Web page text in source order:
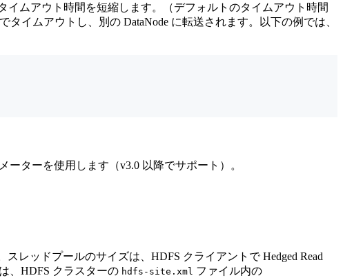
イムアウト時間を短縮します。（デフォルトのタイムアウト時間
イムアウトし、別の DataNode に転送されます。以下の例では、
ーターを使用します（v3.0 以降でサポート）。
レッドプールのサイズは、HDFS クライアントで Hedged Read
、HDFS クラスターの hdfs-site.xml ファイル内の